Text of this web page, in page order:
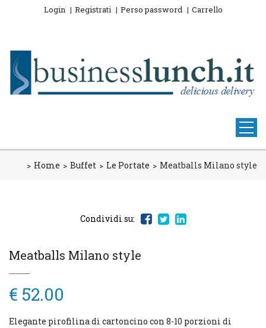
Login Registrati Perso password Carrello
Home Buffet Le Portate Meatballs Milano style
Condividi su:
Meatballs Milano style
€ 52.00
Elegante pirofilina di cartoncino con 8-10 porzioni di